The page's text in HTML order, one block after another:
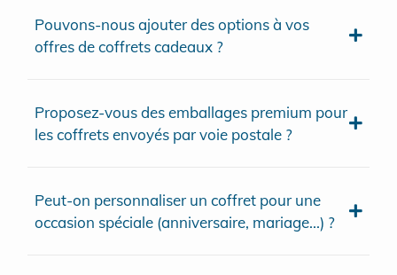
Pouvons-nous ajouter des options à vos
offres de coffrets cadeaux ?
Proposez-vous des emballages premium pour
les coffrets envoyés par voie postale ?
Peut-on personnaliser un coffret pour une
occasion spéciale (anniversaire, mariage...) ?